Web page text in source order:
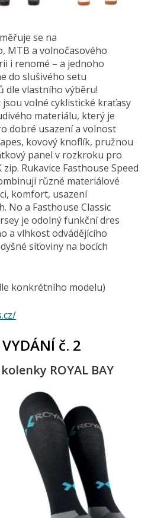
se na
MTB a volnočasového
i renomé – a jednoho
do slušivého setu
dle vlastního výběru!
volné cyklistické kraťasy
materiálu, který je
dobré usazení a volnost
kovový knoflík, pružnou
panel v rozkroku pro
Rukavice Fasthouse Speed
různé materiálové
komfort, usazení
No a Fasthouse Classic
je odolný funkční dres
a vlhkost odvádějícího
síťoviny na bocích
konkrétního modelu)
č. 2
ROYAL BAY